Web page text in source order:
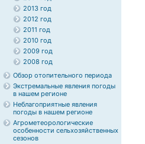
2013 год
2012 год
2011 год
2010 год
2009 год
2008 год
Обзор отопительного периода
Экстремальные явления погоды
в нашем регионе
Неблагоприятные явления
погоды в нашем регионе
Агрометеорологические
особенности сельхозяйственных
сезонов